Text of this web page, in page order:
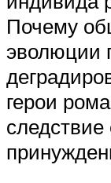
Почему
эволюции
герои
следствие